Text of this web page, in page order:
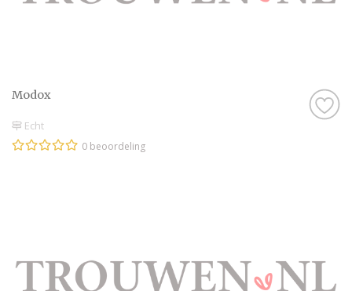
Modox
Echt
0 beoordeling